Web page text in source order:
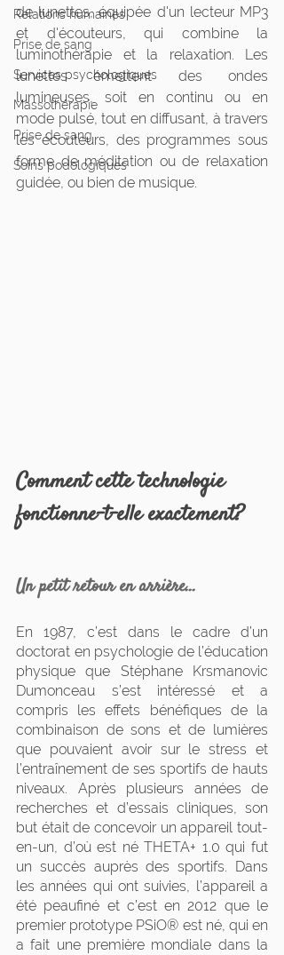
Relations humaines
Prise de sang
Services psychologiques
Massothérapie
Prise de sang
Soins podologiques
de lunettes, équipée d'un lecteur MP3
et d'écouteurs, qui combine la
luminothérapie et la relaxation. Les
lunettes émettent des ondes
lumineuses, soit en continu ou en
mode pulsé, tout en diffusant, à travers
les écouteurs, des programmes sous
forme de méditation ou de relaxation
guidée, ou bien de musique.
Comment cette technologie
fonctionne-t-elle exactement?
Un petit retour en arrière...
En 1987, c’est dans le cadre d’un
doctorat en psychologie de l’éducation
physique que Stéphane Krsmanovic
Dumonceau s’est intéressé et a
compris les effets bénéfiques de la
combinaison de sons et de lumières
que pouvaient avoir sur le stress et
l’entraînement de ses sportifs de hauts
niveaux. Après plusieurs années de
recherches et d’essais cliniques, son
but était de concevoir un appareil tout-
en-un, d’où est né THETA+ 1.0 qui fut
un succès auprès des sportifs. Dans
les années qui ont suivies, l’appareil a
été peaufiné et c’est en 2012 que le
premier prototype PSiO® est né, qui en
a fait une première mondiale dans la